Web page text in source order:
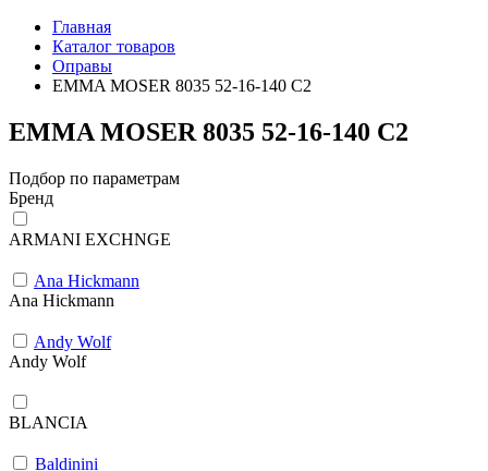
Главная
Каталог товаров
Оправы
EMMA MOSER 8035 52-16-140 С2
EMMA MOSER 8035 52-16-140 С2
Подбор по параметрам
Бренд
ARMANI EXCHNGE
Ana Hickmann
Ana Hickmann
Andy Wolf
Andy Wolf
BLANCIA
Baldinini